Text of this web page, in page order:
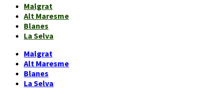
Malgrat
Alt Maresme
Blanes
La Selva
Malgrat
Alt Maresme
Blanes
La Selva